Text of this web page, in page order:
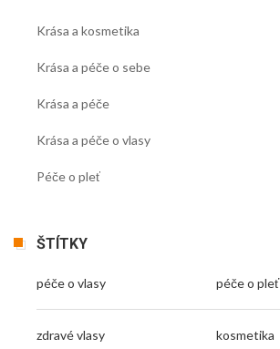
Krása a kosmetika
Krása a péče o sebe
Krása a péče
Krása a péče o vlasy
Péče o pleť
ŠTÍTKY
péče o vlasy péče o pleť
zdravé vlasy kosmetika